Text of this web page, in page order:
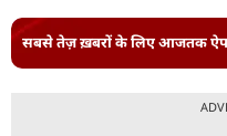
सबसे तेज़ ख़बरों के लिए आजतक ऐप